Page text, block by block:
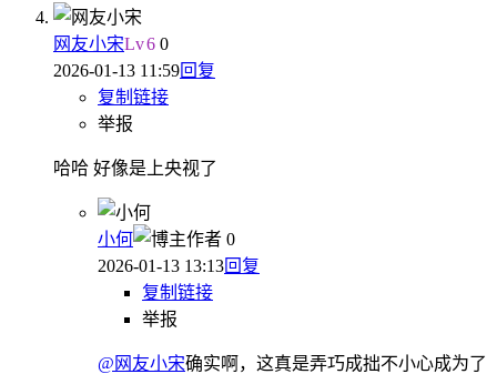
网友小宋Lv6 0
2026-01-13 11:59回复
复制链接
举报
哈哈 好像是上央视了
小何 作者 0
2026-01-13 13:13回复
复制链接
举报
@网友小宋确实啊，这真是弄巧成拙不小心成为了